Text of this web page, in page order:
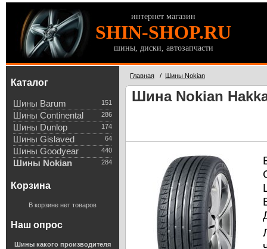
интернет магазин
SHIN-SHOP.RU
шины, диски, автозапчасти
Каталог
151
Шины Barum
286
Шины Continental
174
Шины Dunlop
64
Шины Gislaved
440
Шины Goodyear
284
Шины Nokian
Корзина
В корзине нет товаров
Наш опрос
Шины какого производителя
Главная / Шины Nokian
Шина Nokian